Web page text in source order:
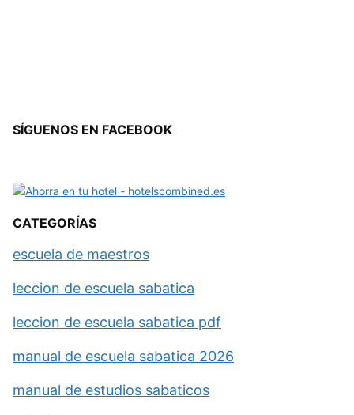
SÍGUENOS EN FACEBOOK
CATEGORÍAS
escuela de maestros
leccion de escuela sabatica
leccion de escuela sabatica pdf
manual de escuela sabatica 2026
manual de estudios sabaticos